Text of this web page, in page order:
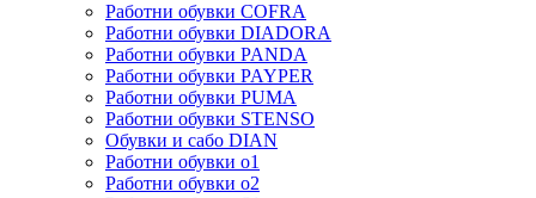
Работни обувки COFRA
Работни обувки DIADORA
Работни обувки PANDA
Работни обувки PAYPER
Работни обувки PUMA
Работни обувки STENSO
Обувки и сабо DIAN
Работни обувки o1
Работни обувки o2